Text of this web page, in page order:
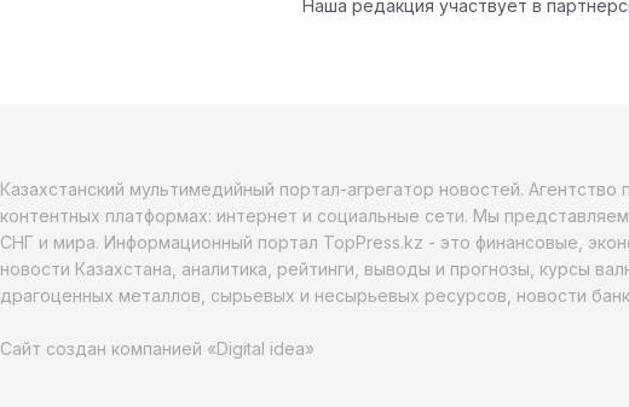
Наша редакция участвует в
Казахстанский мультимедийный портал-агрегатор новостей.
контентных платформах: интернет и социальные сети. Мы представляем
СНГ и мира. Информационный портал TopPress.kz - это финансовые,
новости Казахстана, аналитика, рейтинги, выводы и прогнозы, курсы
драгоценных металлов, сырьевых и несырьевых ресурсов, новости
Сайт создан компанией «Digital idea»